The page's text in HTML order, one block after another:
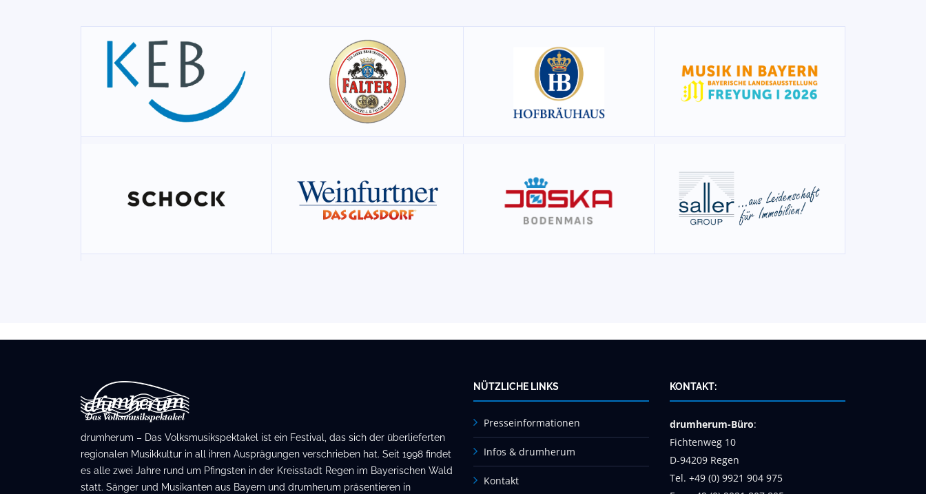
drumherum – Das Volksmusikspektakel ist ein Festival, das sich der überlieferten
regionalen Musikkultur in all ihren Ausprägungen verschrieben hat. Seit 1998 findet
es alle zwei Jahre rund um Pfingsten in der Kreisstadt Regen im Bayerischen Wald
statt. Sänger und Musikanten aus Bayern und drumherum präsentieren in
NÜTZLICHE LINKS
Presseinformationen
Infos & drumherum
Kontakt
KONTAKT:
drumherum-Büro:
Fichtenweg 10
D-94209 Regen
Tel. +49 (0) 9921 904 975